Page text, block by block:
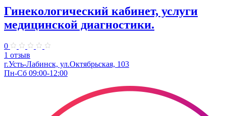
Гинекологический кабинет, услуги
медицинской диагностики.
0
1 отзыв
г.Усть-Лабинск, ул.Октябрьская, 103​
Пн-Сб 09:00-12:00